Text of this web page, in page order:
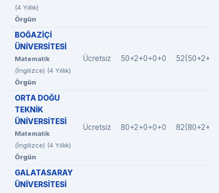
(4 Yıllık)
Örgün
BOĞAZİÇİ
ÜNİVERSİTESİ
Matematik
(İngilizce) (4 Yıllık)
Örgün
Ücretsiz 50+2+0+0+0
ORTA DOĞU
TEKNİK
ÜNİVERSİTESİ
Matematik
(İngilizce) (4 Yıllık)
Örgün
Ücretsiz 80+2+0+0+0
GALATASARAY
ÜNİVERSİTESİ